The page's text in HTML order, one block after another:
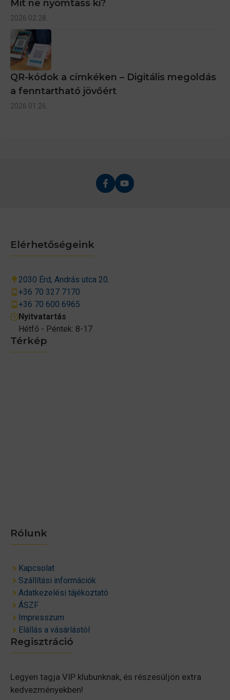
Mit ne nyomtass ki?
2026.02.28.
QR-kódok a címkéken – Digitális megoldás
a fenntartható jövőért
2026.01.26.
Térkép
Rólunk
Kapcsolat
Szállítási információk
Adatkezelési tájékoztató
ÁSZF
Impresszum
Elállás a vásárlástól
Elérhetőségeink
2030 Érd, András utca 20.
+36 70 327 7170
+36 70 600 6965
Nyitvatartás
Hétfő - Péntek: 8-17
Regisztráció
Legyen tagja VIP klubunknak, és részesüljön extra
kedvezményekben!